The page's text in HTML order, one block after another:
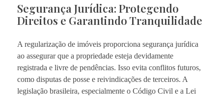
Segurança Jurídica: Protegendo
Direitos e Garantindo Tranquilidade
A regularização de imóveis proporciona segurança jurídica
ao assegurar que a propriedade esteja devidamente
registrada e livre de pendências. Isso evita conflitos futuros,
como disputas de posse e reivindicações de terceiros. A
legislação brasileira, especialmente o Código Civil e a Lei